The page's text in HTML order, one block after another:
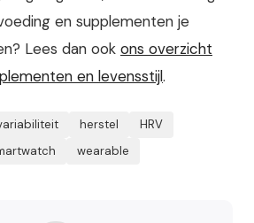
en supplementen je
Lees dan ook ons overzicht
en levensstijl.
herstel
HRV
wearable